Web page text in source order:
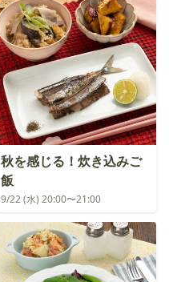
秋を感じる！炊き込みご
飯
9/22 (水) 20:00〜21:00